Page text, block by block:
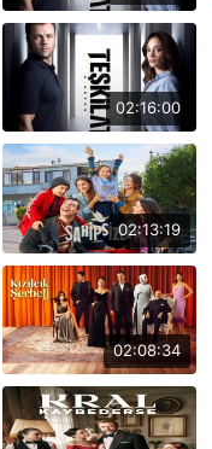
02:16:00
02:13:19
02:08:34